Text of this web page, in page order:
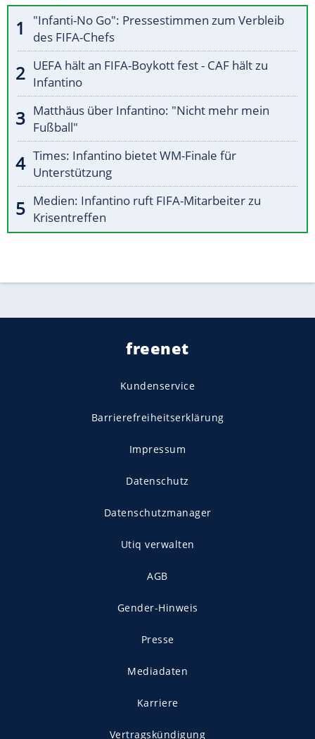
"Infanti-No Go": Pressestimmen zum Verbleib
des FIFA-Chefs
UEFA hält an FIFA-Boykott fest - CAF hält zu
Infantino
Matthäus über Infantino: "Nicht mehr mein
Fußball"
Times: Infantino bietet WM-Finale für
Unterstützung
Medien: Infantino ruft FIFA-Mitarbeiter zu
Krisentreffen
freenet
Kundenservice
Barrierefreiheitserklärung
Impressum
Datenschutz
Datenschutzmanager
Utiq verwalten
AGB
Gender-Hinweis
Presse
Mediadaten
Karriere
Vertragskündigung